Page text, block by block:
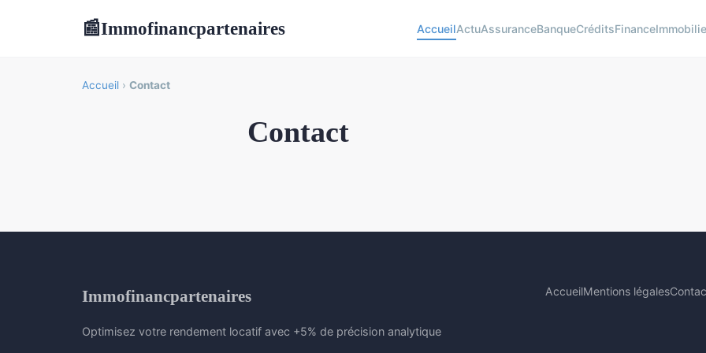
📰Immofinancpartenaires AccueilActuAssuranceBanqueCréditsFinance
Accueil › Contact
Contact
Immofinancpartenaires
Optimisez votre rendement locatif avec +5% de précision analytique
AccueilMentions légales